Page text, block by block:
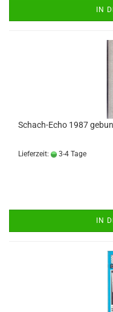
IN
Schach-Echo 1987
Lieferzeit: 3-4 Tage
IN